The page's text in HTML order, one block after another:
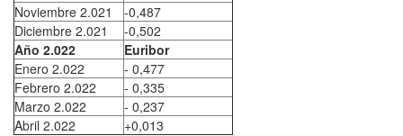
Noviembre 2.021
-0,487
Diciembre 2.021
-0,502
Año 2.022
Euribor
Enero 2.022
- 0,477
Febrero 2.022
- 0,335
Marzo 2.022
- 0,237
Abril 2.022
+0,013